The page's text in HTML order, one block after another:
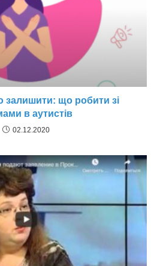
залишити: що робити зі
в аутистів
02.12.2020